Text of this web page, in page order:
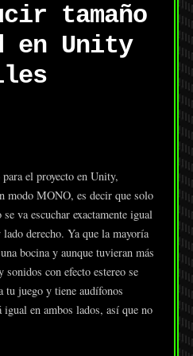
tamaño
en Unity
el proyecto en Unity,
modo MONO, es decir que solo
va escuchar exactamente igual
derecho. Ya que la mayoría
bocina y aunque tuvieran más
sonidos con efecto estereo se
tu juego y tiene audífonos
en ambos lados, así que no